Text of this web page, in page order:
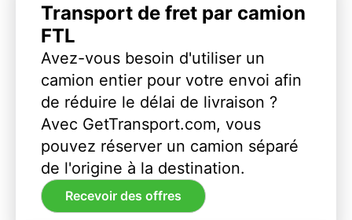
Transport de fret par camion
FTL
Avez-vous besoin d'utiliser un
camion entier pour votre envoi afin
de réduire le délai de livraison ?
Avec GetTransport.com, vous
pouvez réserver un camion séparé
de l'origine à la destination.
Recevoir des offres